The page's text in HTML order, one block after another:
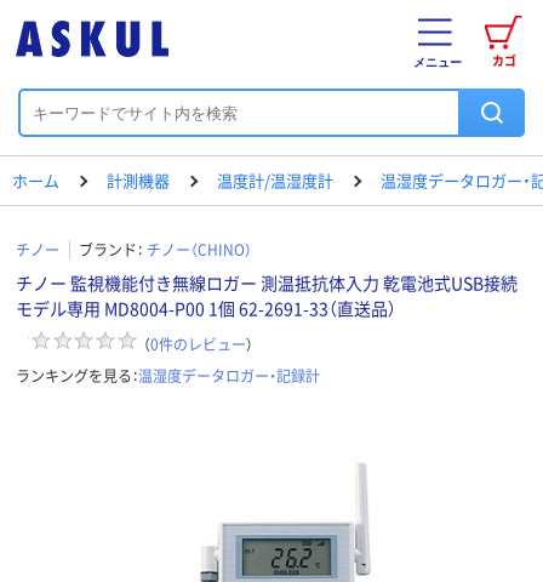
カゴ
メニュー
ホーム 計測機器 温度計/温湿度計 温湿度データロガー・
チノー ブランド： チノー（CHINO）
チノー 監視機能付き無線ロガー 測温抵抗体入力 乾電池式USB接続
モデル専用 MD8004-P00 1個 62-2691-33（直送品）
（0件のレビュー）
ランキングを見る：温湿度データロガー・記録計